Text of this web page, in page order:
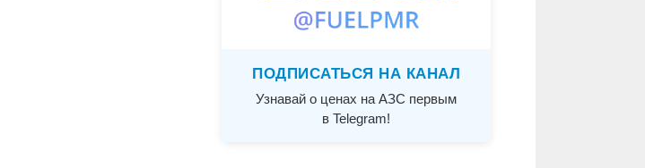
ПОДПИСАТЬСЯ НА КАНАЛ
Узнавай о ценах на АЗС первым
в Telegram!